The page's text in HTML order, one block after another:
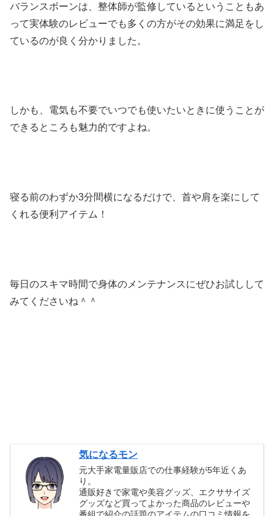
バランスボーンは、整体師が監修しているということもあ
って実体験のレビューでも多くの方がその効果に満足をし
ているのが良く分かりました。
しかも、電気も不要でいつでも使いたいときに使うことが
できるところも魅力的ですよね。
寝る前のわずか3分間横になるだけで、首や肩を楽にして
くれる便利アイテム！
毎日のスキマ時間で身体のメンテナンスにぜひお試しして
みてくださいね＾＾
気になるモン
元大手家電量販店での仕事経験が5年近くあ
り。
通販好きで家電や美容グッズ、エクササイズ
グッズなど買ってよかった商品のレビューや